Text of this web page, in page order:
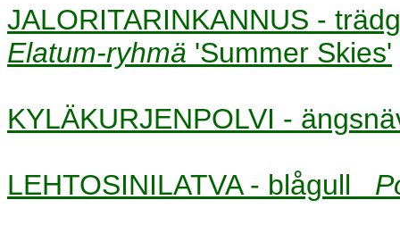
JALORITARINKANNUS -
Elatum-ryhmä 'Summer Skies'
KYLÄKURJENPOLVI -
LEHTOSINILATVA - blågull